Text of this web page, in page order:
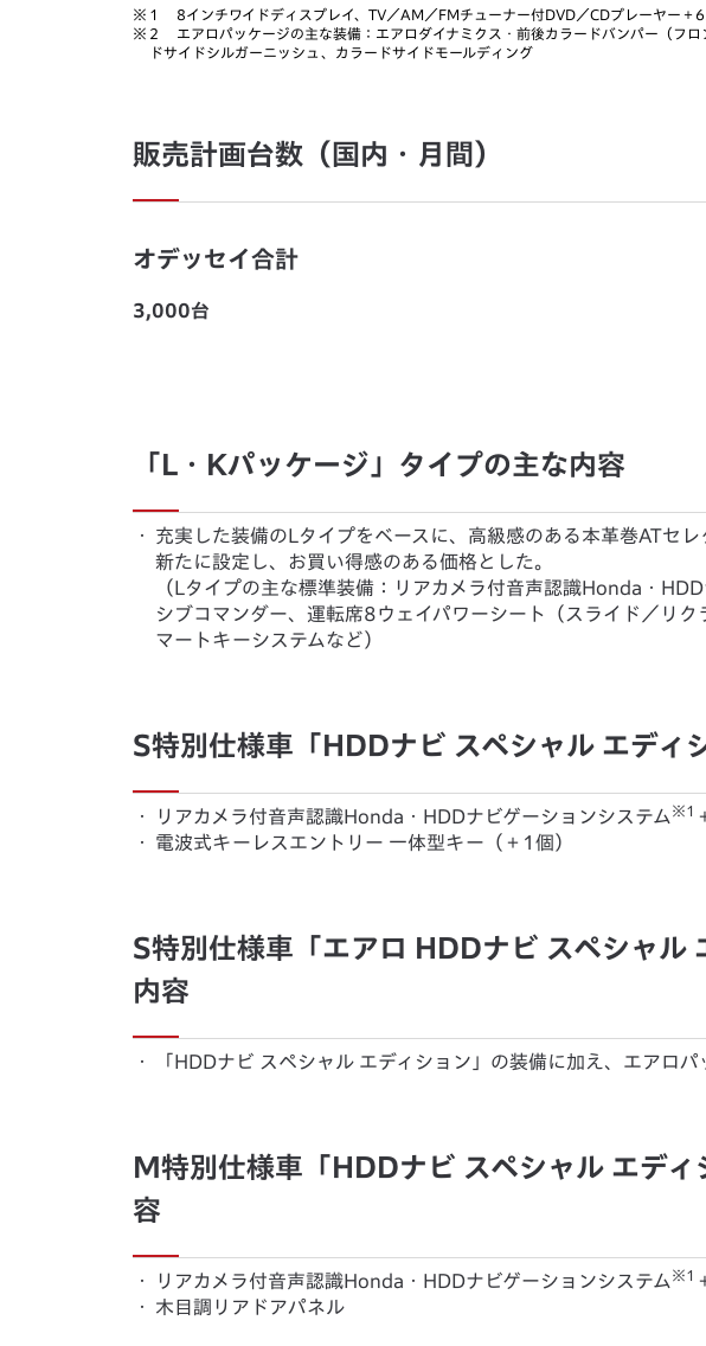
※ 1 8インチワイドディスプレイ、TV／AM／FMチューナー付DVD／CDプレーヤー＋
※ 2 エアロパッケージの主な装備：エアロダイナミクス・前後カラードバンパー（フロ
ドサイドシルガーニッシュ、カラードサイドモールディング
販売計画台数（国内・月間）
オデッセイ合計
3,000台
「L・Kパッケージ」タイプの主な内容
・
充実した装備のLタイプをベースに、高級感のある本革巻ATセ
新たに設定し、お買い得感のある価格とした。
（Lタイプの主な標準装備：リアカメラ付音声認識Honda・
シブコマンダー、運転席8ウェイパワーシート（スライド／リ
マートキーシステムなど）
S特別仕様車「HDDナビ スペシャル エディ
・ リアカメラ付音声認識Honda・HDDナビゲーションシステム ※1
・
電波式キーレスエントリー 一体型キー（＋1個）
S特別仕様車「エアロ HDDナビ スペシャル
内容
・ 「HDDナビ スペシャル エディション」の装備に加え、エアロパ
M特別仕様車「HDDナビ スペシャル エデ
容
・ リアカメラ付音声認識Honda・HDDナビゲーションシステム ※1
・
木目調リアドアパネル